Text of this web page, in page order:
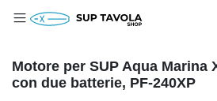
Motore per SUP Aqua Marina
con due batterie, PF-240XP